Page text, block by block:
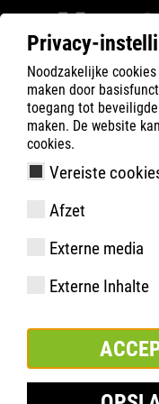
Privacy-
Noodzakelijke
maken door
toegang tot
maken. De website
cookies.
Vereiste
Afzet
Externe media
Externe Inhalte
ATLAS Company
Gefeliciteerd met
bij het